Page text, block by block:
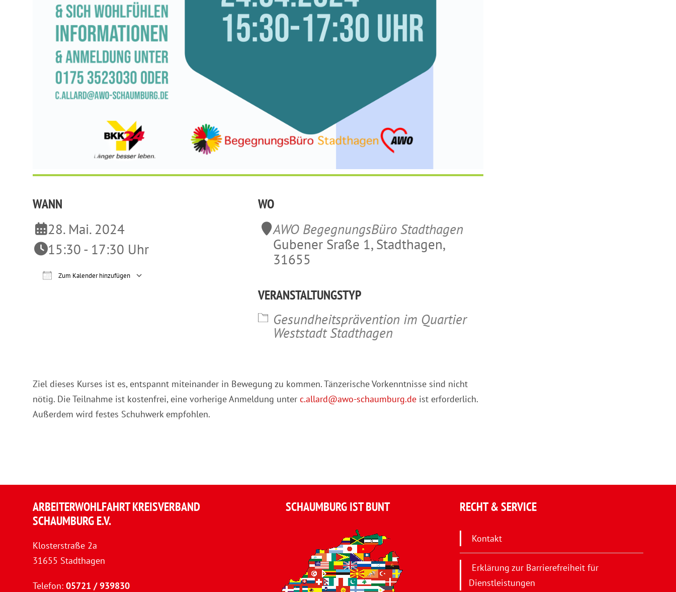
WANN
28. Mai. 2024
15:30 - 17:30 Uhr
Zum Kalender hinzufügen
Google Kalender iCalendar
WO
AWO BegegnungsBüro Stadthagen
Gubener Sraße 1, Stadthagen,
31655
VERANSTALTUNGSTYP
Gesundheitsprävention im Quartier
Weststadt Stadthagen
Ziel dieses Kurses ist es, entspannt miteinander in Bewegung zu kommen. Tänzerische Vorkenntnisse sind nicht
nötig. Die Teilnahme ist kostenfrei, eine vorherige Anmeldung unter c.allard@awo-schaumburg.de ist erforderlich.
Außerdem wird festes Schuhwerk empfohlen.
ARBEITERWOHLFAHRT KREISVERBAND
SCHAUMBURG E.V.
Klosterstraße 2a
31655 Stadthagen
Telefon: 05721 / 939830
SCHAUMBURG IST BUNT RECHT & SERVICE
Kontakt
Erklärung zur Barrierefreiheit für
Dienstleistungen